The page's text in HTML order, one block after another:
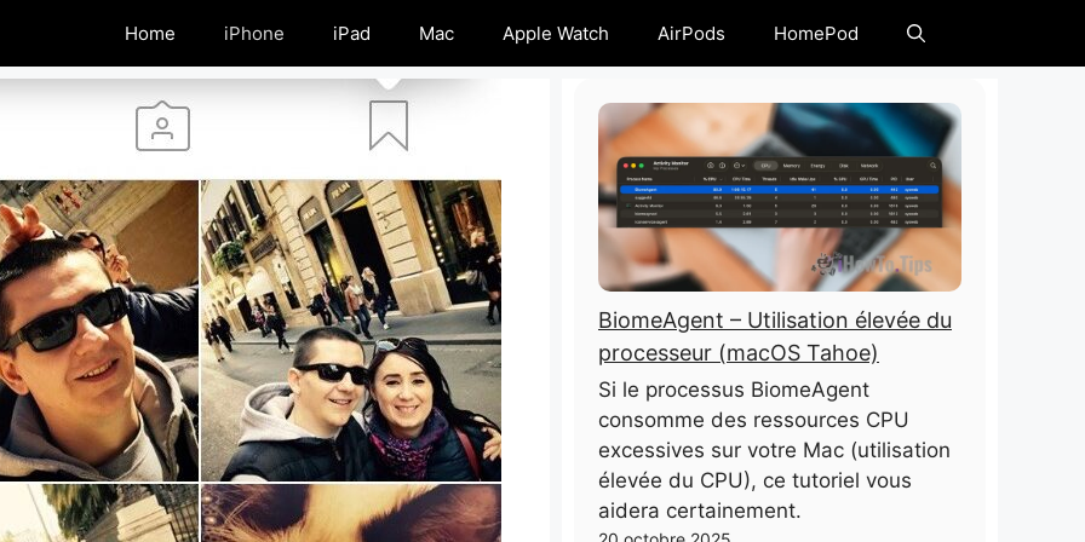
Home iPhone iPad Mac Apple Watch AirPods HomePod
BiomeAgent – ​​Utilisation élevée du
processeur (macOS Tahoe)
Si le processus BiomeAgent
consomme des ressources CPU
excessives sur votre Mac (utilisation
élevée du CPU), ce tutoriel vous
aidera certainement.